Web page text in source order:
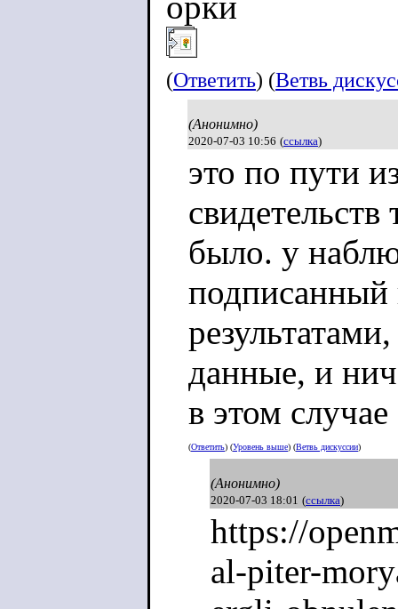
(Ответить) (Ветвь
(Анонимно)
2020-07-03 10:56 (ссылка)
это по пути
свидетельств
было. у
подписанный
данные, и
в этом
(Ответить) (Уровень выше) (Ветвь дискуссии)
(Анонимно)
2020-07-03 18:01 (ссылка)
https://
al-piter-